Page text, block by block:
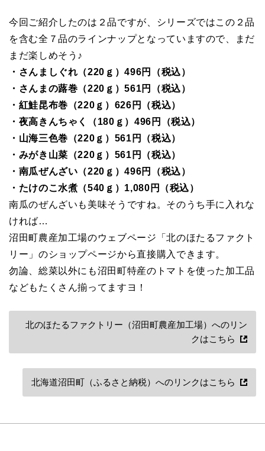
今回ご紹介したのは２品ですが、シリーズではこの２品
を含む全７品のラインナップとなっていますので、まだ
まだ楽しめそう♪
・さんましぐれ（220ｇ）496円（税込）
・さんまの蕗巻（220ｇ）561円（税込）
・紅鮭昆布巻（220ｇ）626円（税込）
・夜高きんちゃく（180ｇ）496円（税込）
・山海三色巻（220ｇ）561円（税込）
・みがき山菜（220ｇ）561円（税込）
・南瓜ぜんざい（220ｇ）496円（税込）
・たけのこ水煮（540ｇ）1,080円（税込）
南瓜のぜんざいも美味そうですね。そのうち手に入れな
ければ…
沼田町農産加工場のウェブページ「北のほたるファクト
リー」のショップページから直接購入できます。
勿論、総菜以外にも沼田町特産のトマトを使った加工品
などもたくさん揃ってますヨ！
北のほたるファクトリー（沼田町農産加工場）へのリン
クはこちら
北海道沼田町（ふるさと納税）へのリンクはこちら